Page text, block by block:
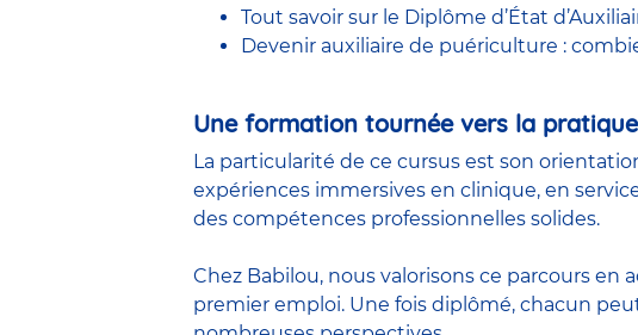
Tout savoir sur le Diplôme d’État
Devenir auxiliaire de puériculture :
Une formation tournée vers la pratique
La particularité de ce cursus est son
expériences immersives en clinique, en
des compétences professionnelles solides.
Chez Babilou, nous valorisons ce parcours
premier emploi. Une fois diplômé, chacun